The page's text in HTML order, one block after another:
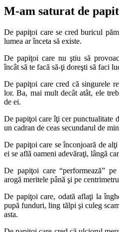
M-am saturat de
De papiţoi care se cred buricul
lumea ar înceta să existe.
De papiţoi care nu ştiu să
încât să te facă să-ţi doreşti să faci
De papiţoi care cred că singurele
lor. Ba, mai mult decât atât, ele
de ei.
De papiţoi care îţi cer punctualitate
un cadran de ceas secundarul de
De papiţoi care se înconjoară de
ei se află oameni adevăraţi, lângă
De papiţoi care “performează”
arogă meritele până şi pe
De papiţoi care, odată aflaţi la
pupă funduri, ling tălpi şi culeg
asta.